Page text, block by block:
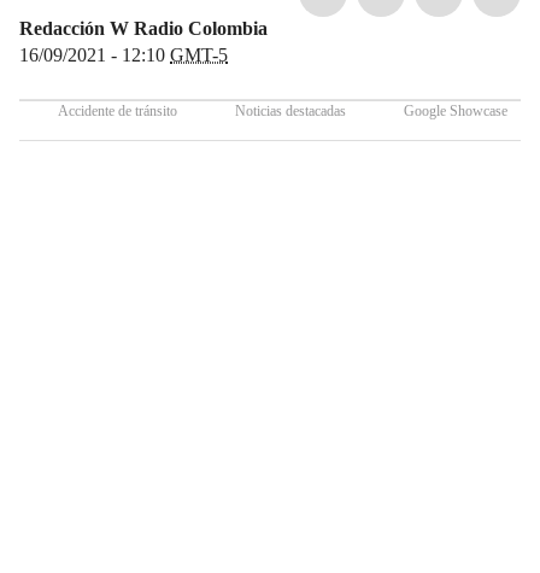
Redacción W Radio Colombia
16/09/2021 - 12:10 GMT-5
Accidente de tránsito Noticias destacadas Google Showcase